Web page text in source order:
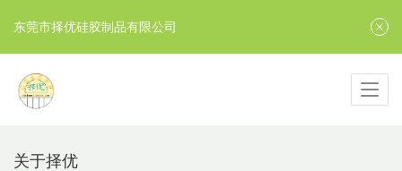
关于择优
东莞市择优硅胶制品有限公司